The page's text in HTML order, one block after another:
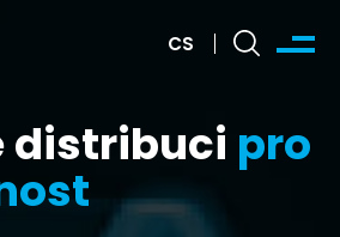
CS
distribucipro